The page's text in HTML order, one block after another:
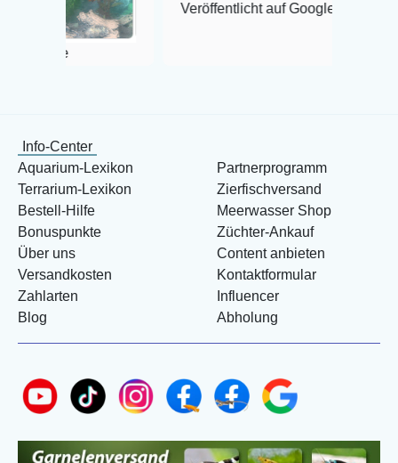
Veröffentlicht auf Google
Info-Center
Aquarium-Lexikon
Terrarium-Lexikon
Bestell-Hilfe
Bonuspunkte
Über uns
Versandkosten
Zahlarten
Blog
Partnerprogramm
Zierfischversand
Meerwasser Shop
Züchter-Ankauf
Content anbieten
Kontaktformular
Influencer
Abholung